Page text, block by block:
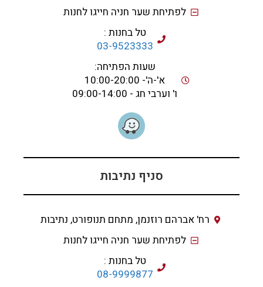
לפתיחת שער חניה חייגו לחנות
טל בחנות :
03-9523333
שעות הפתיחה:
א'-ה'- 10:00-20:00
ו' וערבי חג - 09:00-14:00
סניף נתיבות
רח' אברהם רוזנמן, מתחם תנופורט, נתיבות
לפתיחת שער חניה חייגו לחנות
טל בחנות :
08-9999877